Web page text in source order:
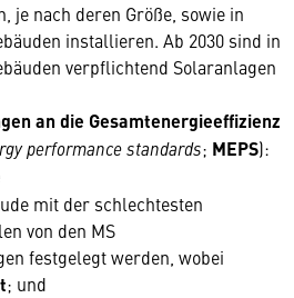
je nach deren Größe, sowie in
installieren. Ab 2030 sind in
verpflichtend Solaranlagen
an die Gesamtenergieeffizienz
performance standards; MEPS):
mit der schlechtesten
von den MS
festgelegt werden, wobei
; und